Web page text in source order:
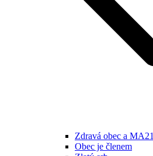
Zdravá obec a MA21
Obec je členem